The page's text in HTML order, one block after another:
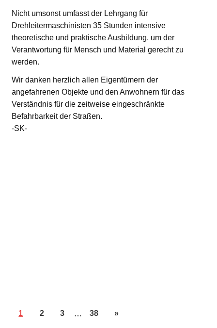
Nicht umsonst umfasst der Lehrgang für
Drehleitermaschinisten 35 Stunden intensive
theoretische und praktische Ausbildung, um der
Verantwortung für Mensch und Material gerecht zu
werden.
Wir danken herzlich allen Eigentümern der
angefahrenen Objekte und den Anwohnern für das
Verständnis für die zeitweise eingeschränkte
Befahrbarkeit der Straßen.
-SK-
1 2 3 … 38 »